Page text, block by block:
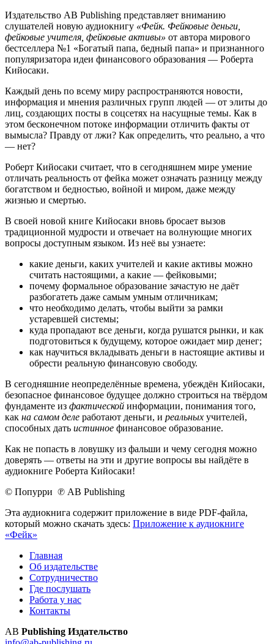
Издательство AB Publishing представляет вниманию
слушателей новую аудиокнигу «Фейк. Фейковые деньги,
фейковые учителя, фейковые активы» от автора мирового
бестселлера №1 «Богатый папа, бедный папа» и признанного
популяризатора идеи финансового образования — Роберта
Кийосаки.
Каждый день по всему миру распространяются новости,
информация и мнения различных групп людей — от элиты до
лиц, создающих посты в соцсетях на насущные темы. Как в
этом бесконечном потоке информации отличить факты от
вымысла? Правду от лжи? Как определить, что реально, а что
— нет?
Роберт Кийосаки считает, что в сегодняшнем мире умение
отличать реальность от фейка может означать разницу между
богатством и бедностью, войной и миром, даже между
жизнью и смертью.
В своей новой книге Кийосаки вновь бросает вызов
традиционной мудрости и отвечает на волнующие многих
вопросы доступным языком. Из неё вы узнаете:
какие деньги, каких учителей и какие активы можно
считать настоящими, а какие — фейковыми;
почему формальное образование зачастую не даёт
разбогатеть даже самым умным отличникам;
что необходимо делать, чтобы выйти за рамки
устаревшей системы;
куда пропадают все деньги, когда рушатся рынки, и как
подготовиться к будущему, которое ожидает мир денег;
как научиться вкладывать деньги в настоящие активы и
обрести реальную финансовую свободу.
В сегодняшние неопределённые времена, убеждён Кийосаки,
безопасное финансовое будущее должно строиться на твёрдом
фундаменте из фактической информации, понимания того,
как на самом деле работают деньги, и реальных учителей,
способных дать истинное финансовое образование.
Как не попасть в ловушку из фальши и чему сегодня можно
доверять — ответы на эти и другие вопросы вы найдёте в
аудиокниге Роберта Кийосаки!
© Попурри ℗ AB Publishing
Эта аудиокнига содержит приложение в виде PDF-файла,
который можно скачать здесь: Приложение к аудиокниге
«Фейк»
Главная
Об издательстве
Сотрудничество
Где послушать
Работа у нас
Контакты
AB Publishing Издательство